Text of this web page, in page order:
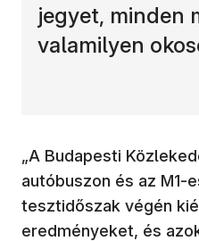
jegyet, minden
valamilyen
„A Budapesti
autóbuszon és az M1-
tesztidőszak végén
eredményeket, és